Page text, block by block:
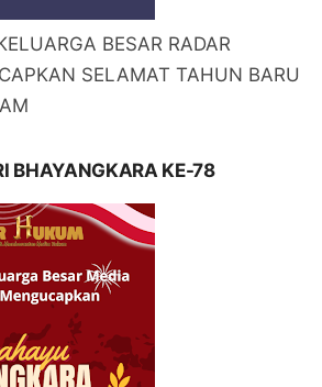
BESAR RADAR
SELAMAT TAHUN BARU
BHAYANGKARA KE-78